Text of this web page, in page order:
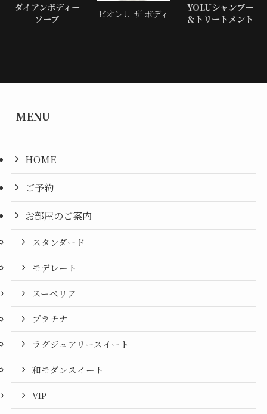
ダイアンボディー
ソープ
ビオレＵ ザ ボディ
YOLUシャンプー
＆トリートメント
MENU
HOME
ご予約
お部屋のご案内
スタンダード
モデレート
スーペリア
プラチナ
ラグジュアリースイート
和モダンスイート
VIP